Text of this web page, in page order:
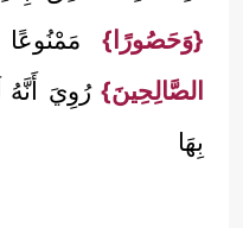
{وَحَصُورًا}مَمْنُوعًا
الصَّالِحِينَ} رُوِيَ أَنَّهُ
بِهَا